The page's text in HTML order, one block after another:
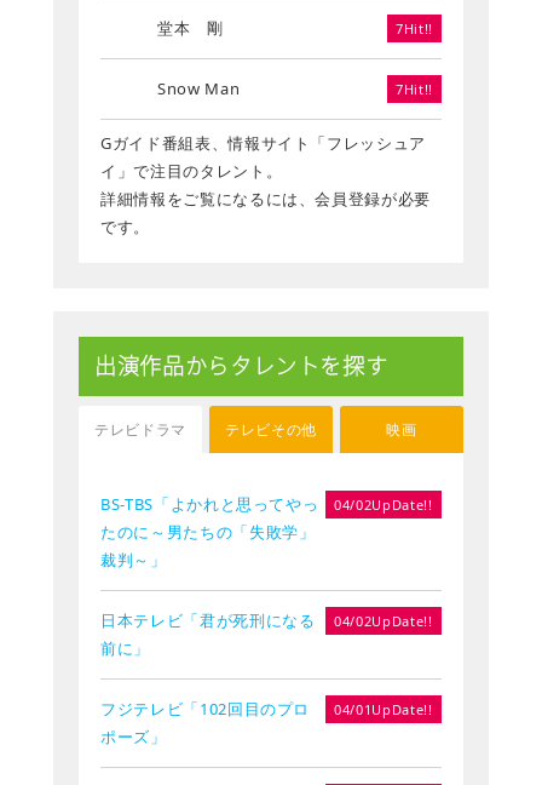
堂本 剛 7Hit!!
Snow Man 7Hit!!
Gガイド番組表、情報サイト「フレッシュア
イ」で注目のタレント。
詳細情報をご覧になるには、会員登録が必要
です。
出演作品からタレントを探す
テレビドラマ テレビその他 映画
BS-TBS「よかれと思ってやっ
たのに～男たちの「失敗学」
裁判～」
04/02UpDate!!
日本テレビ「君が死刑になる
前に」
04/02UpDate!!
フジテレビ「102回目のプロ
ポーズ」
04/01UpDate!!